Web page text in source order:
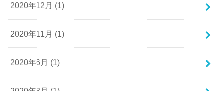
2020年12月 (1)
2020年11月 (1)
2020年6月 (1)